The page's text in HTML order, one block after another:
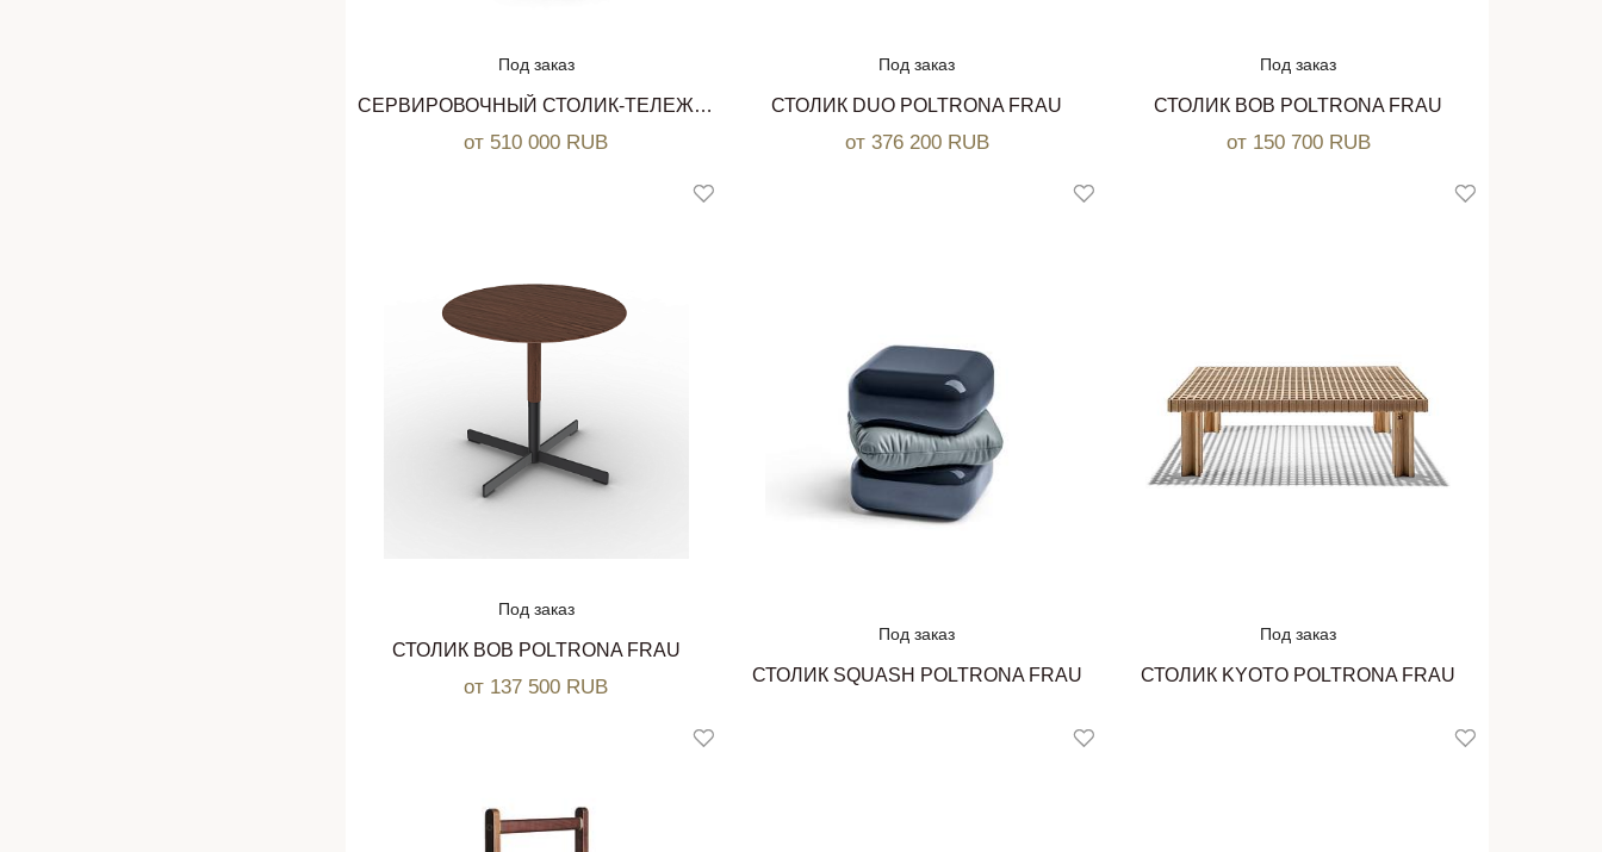
Под заказ
СЕРВИРОВОЧНЫЙ СТОЛИК-ТЕЛЕЖКА DUO POLTRONA FRAU
от 510 000 RUB
Под заказ
СТОЛИК DUO POLTRONA FRAU
от 376 200 RUB
Под заказ
СТОЛИК BOB POLTRONA FRAU
от 150 700 RUB
Под заказ
СТОЛИК BOB POLTRONA FRAU
от 137 500 RUB
Под заказ
СТОЛИК SQUASH POLTRONA FRAU
Под заказ
СТОЛИК KYOTO POLTRONA FRAU